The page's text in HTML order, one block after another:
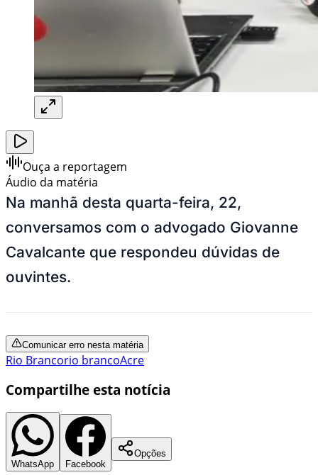
Ouça a reportagem
Áudio da matéria
Na manhã desta quarta-feira, 22,
conversamos com o advogado Giovanne
Cavalcante que respondeu dúvidas de
ouvintes.
Comunicar erro nesta matéria
Rio Brancorio brancoAcre
Compartilhe esta notícia
WhatsApp Facebook
Opções